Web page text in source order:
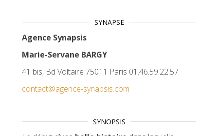
SYNAPSE
Agence Synapsis
Marie-Servane BARGY
41 bis, Bd Voltaire 75011 Paris 01.46.59.22.57
contact@agence-synapsis.com
SYNOPSIS